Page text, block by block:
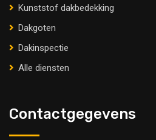
Kunststof dakbedekking
Dakgoten
Dakinspectie
Alle diensten
Contactgegevens